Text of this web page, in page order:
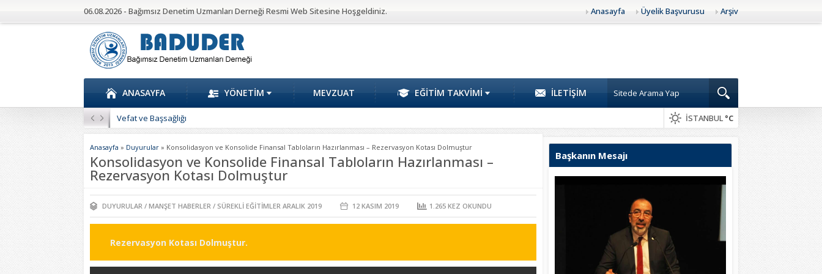
06.08.2026 - Bağımsız Denetim Uzmanları Derneği Resmi Web Sitesine Hoşgeldiniz. Anasayfa Üyelik Başvurusu Arşiv
ANASAYFA YÖNETİM MEVZUAT EĞİTİM TAKVİMİ İLETİŞİM
Vefat ve Başsağlığı İSTANBUL °C
Anasayfa » Duyurular » Konsolidasyon ve Konsolide Finansal Tabloların Hazırlanması – Rezervasyon Kotası Dolmuştur
Konsolidasyon ve Konsolide Finansal Tabloların Hazırlanması –
Rezervasyon Kotası Dolmuştur
DUYURULAR / MANŞET HABERLER / SÜREKLI EĞITIMLER ARALIK 2019 12 KASIM 2019 1.265 KEZ OKUNDU
Rezervasyon Kotası Dolmuştur.
Başkanın Mesajı